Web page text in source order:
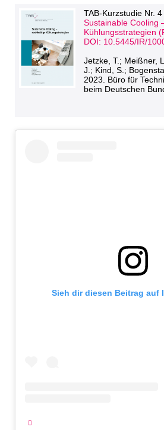
TAB-Kurzstudie Nr. 4
Sustainable Cooling
Kühlungsstrategien
DOI: 10.5445/IR/
Jetzke, T.; Meißner,
J.; Kind, S.;
2023. Büro für
beim Deutschen
Sieh dir diesen Beitrag auf